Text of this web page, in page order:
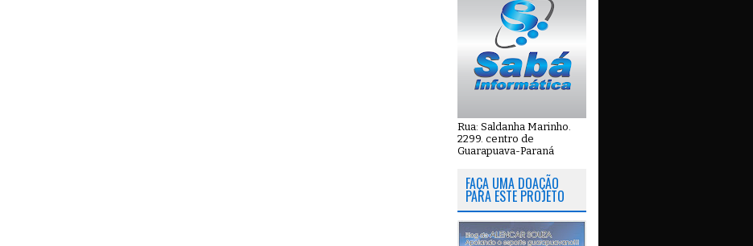
Rua: Saldanha Marinho.
2299. centro de
Guarapuava-Paraná
FAÇA UMA DOAÇÃO
PARA ESTE PROJETO